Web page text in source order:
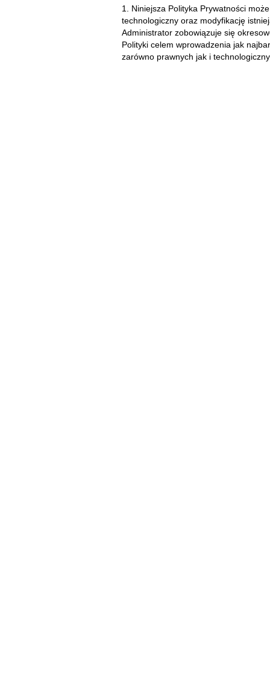
1. Niniejsza Polityka Prywatności
technologiczny oraz modyfikację
Administrator zobowiązuje się
Polityki celem wprowadzenia jak
zarówno prawnych jak i